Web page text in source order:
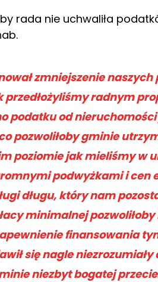
rada nie uchwaliła
zmniejszenie naszych
przedłożyliśmy radnym
podatku od
pozwoliłoby gminie
poziomie jak mieliśmy w
podwyżkami i cen
długu, który nam
minimalnej
finansowania
się nagle
niezbyt bogatej